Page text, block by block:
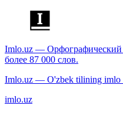
Imlo.uz — Орфографический
более 87 000 слов.
Imlo.uz — O'zbek tilining imlo
imlo.uz